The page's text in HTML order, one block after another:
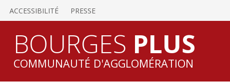
ACCESSIBILITÉ PRESSE
BOURGES PLUS
COMMUNAUTÉ D'AGGLOMÉRATION